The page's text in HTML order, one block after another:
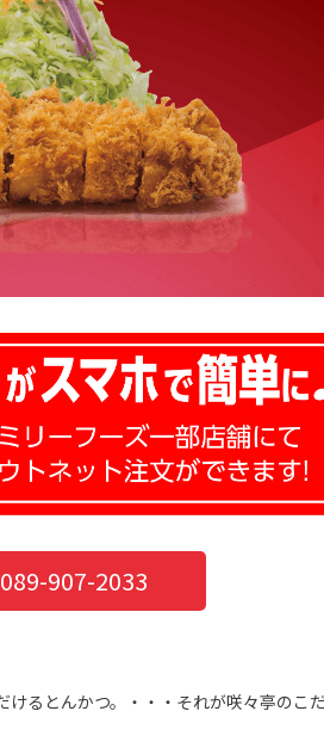
089-907-2033
るとんかつ。・・・それが咲々亭のこ